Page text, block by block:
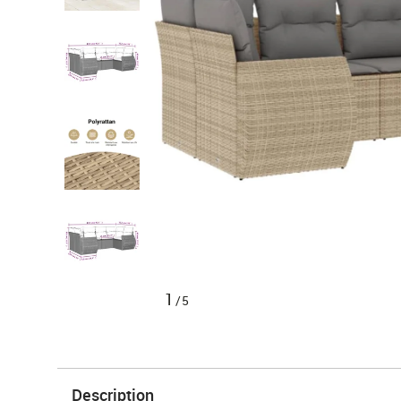
1 /5
Description